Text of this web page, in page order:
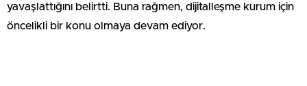
yavaşlattığını belirtti. Buna rağmen, dijitalleşme kurum için
öncelikli bir konu olmaya devam ediyor.